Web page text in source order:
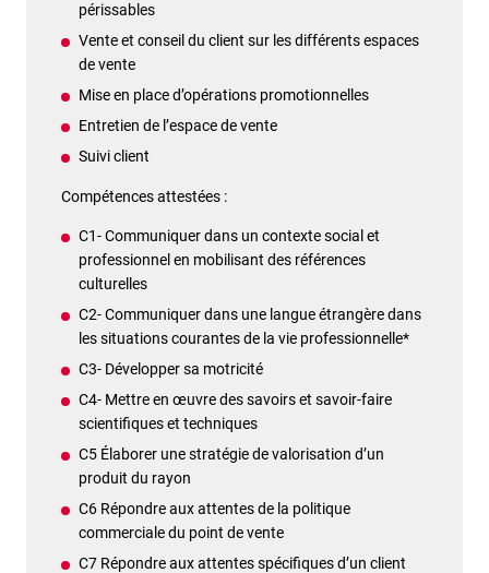
périssables
Vente et conseil du client sur les différents espaces
de vente
Mise en place d’opérations promotionnelles
Entretien de l’espace de vente
Suivi client
Compétences attestées :
C1- Communiquer dans un contexte social et
professionnel en mobilisant des références
culturelles
C2- Communiquer dans une langue étrangère dans
les situations courantes de la vie professionnelle*
C3- Développer sa motricité
C4- Mettre en œuvre des savoirs et savoir-faire
scientifiques et techniques
C5 Élaborer une stratégie de valorisation d’un
produit du rayon
C6 Répondre aux attentes de la politique
commerciale du point de vente
C7 Répondre aux attentes spécifiques d’un client